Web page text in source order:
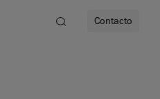
Contacto